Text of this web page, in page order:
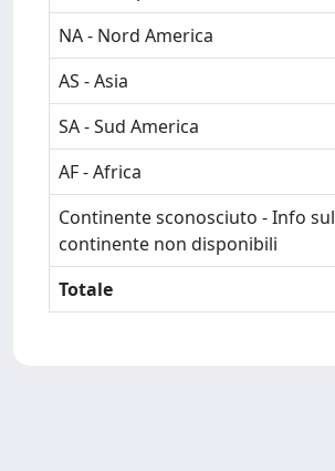
NA - Nord America
AS - Asia
SA - Sud America
AF - Africa
Continente sconosciuto - Info sul
continente non disponibili
Totale